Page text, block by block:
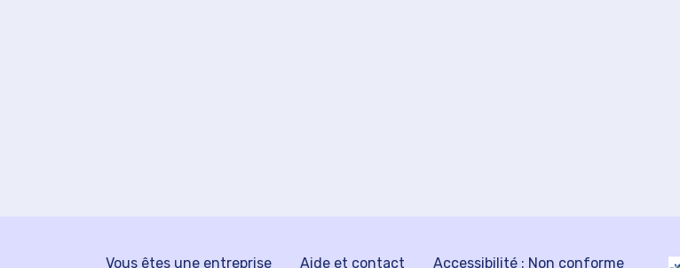
Vous êtes une entreprise Aide et contact Accessibilité : Non conforme